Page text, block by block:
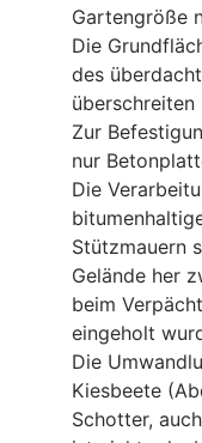
Gartengröße
Die
des
überschreiten
Zur
nur
Die
Stützmauern
Gelände her
beim
eingeholt
Die
Kiesbeete
Schotter,